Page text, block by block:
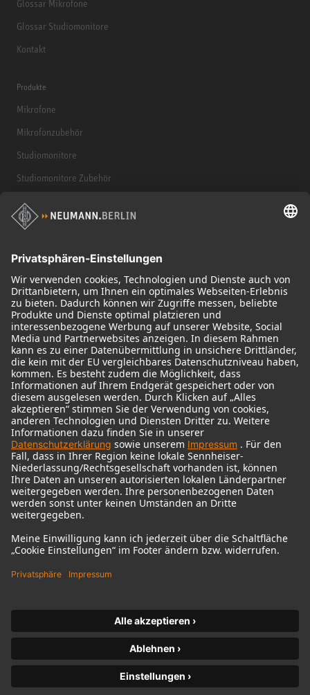
Glossar Mikrofone
Glossar Studiomonitore
Kontakt
Produkte
Mikrofone
Mikrofonzubehör
Studiomonitore
Studiomonitore Zubehör
Kopfhörer
Historische Mikrofone
© 2018 - 2026Georg Neumann GmbH
Impressum
Nutzungsbedingungen
Datenschutz
AGB
Widerrufsrecht
Produktbezogener Umweltschutz
Widerruf erklären